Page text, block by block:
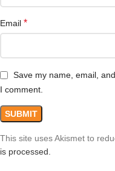
Email *
Save my name, email,
I comment.
This site uses Akismet to
is processed.